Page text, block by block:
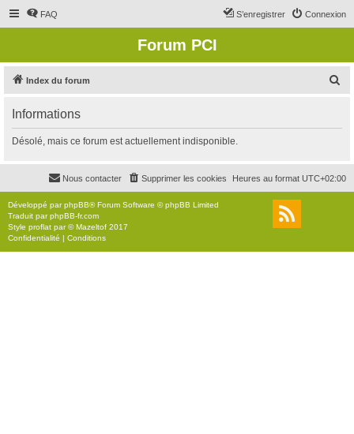
FAQ Connexion
S’enregistrer
Forum PCI
Index du forum
r
c
r
Informations
Désolé, mais ce forum est actuellement indisponible.
Heures au format UTC+02:00
Supprimer les cookies
Nous contacter
Développé parphpBB® Forum Software © phpBB Limited
Traduit parphpBB-fr.com
Style proflat par ©Mazeltof 2017
Confidentialité | Conditions